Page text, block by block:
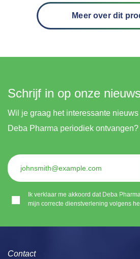
Meer over dit
Ik verklaar me akkoord dat Deba
mijn correcte dienstverlening volgens
Schrijf in op onze
Wil je graag het interessante
Deba Pharma periodiek
Contact